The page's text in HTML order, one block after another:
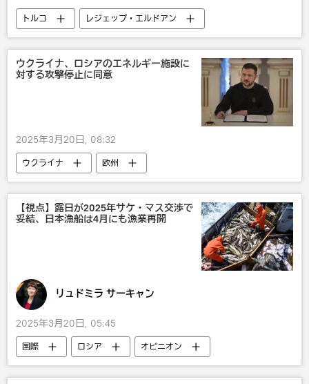
トルコ
レジェップ・エルドアン
社会
国際 政治
ウクライナ、ロシアのエネルギー施設に
対する攻撃停止に同意
2025年3月20日, 08:32
ウクライナ
欧州
ウォロディミル・ゼレンスキー
ロシア
国際
米国
【視点】露日が2025年サケ・マス交渉で
妥結、日本漁船は4月にも漁業再開
リュドミラ サーキャン
2025年3月20日, 05:45
国際 ロシア オピニオン